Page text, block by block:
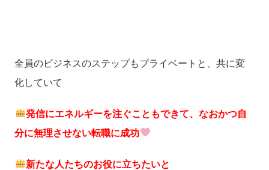
全員のビジネスのステップもプライベートと、共に変
化していて
発信にエネルギーを注ぐこともできて、なおかつ自
分に無理させない転職に成功
新たな人たちのお役に立ちたいと